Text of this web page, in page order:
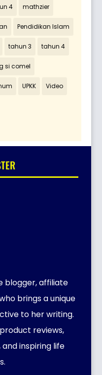
4 mathzier
Pendidikan Islam
tahun 3 tahun 4
si comel
UPKK Video
blogger, affiliate
brings a unique
to her writing.
reviews,
inspiring life